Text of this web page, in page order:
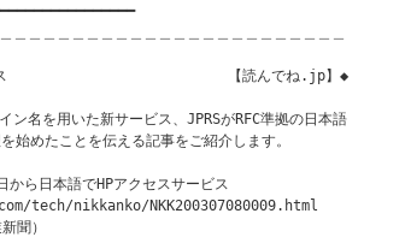
ス　　　　　　　　　 　        【読んでね.jp】◆
名を用いた新サービス、JPRSがRFC準拠の日本語
始めたことを伝える記事をご紹介します。
から日本語でHPアクセスサービス
tech/nikkanko/NKK200307080009.html
聞）